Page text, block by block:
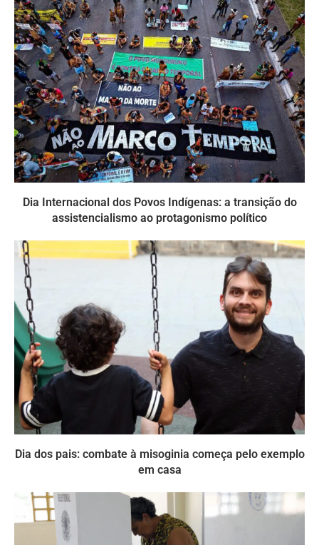
Dia Internacional dos Povos Indígenas: a transição do
assistencialismo ao protagonismo político
Dia dos pais: combate à misoginia começa pelo exemplo
em casa